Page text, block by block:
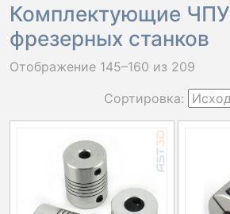
Комплектующие ЧПУ
фрезерных станков
Отображение 145–160 из 209